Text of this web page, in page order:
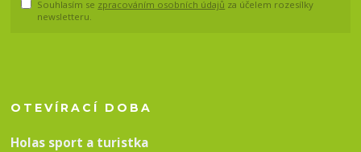
Souhlasím se zpracováním osobních údajů za účelem rozesílky
newsletteru.
OTEVÍRACÍ DOBA
Holas sport a turistka